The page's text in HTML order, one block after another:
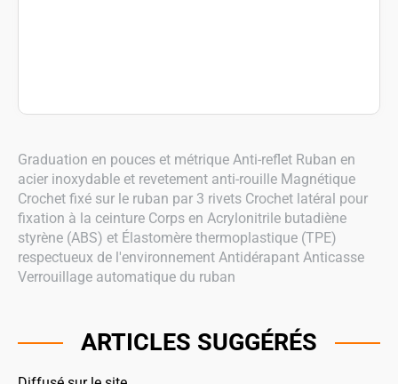
Graduation en pouces et métrique Anti-reflet Ruban en
acier inoxydable et revetement anti-rouille Magnétique
Crochet fixé sur le ruban par 3 rivets Crochet latéral pour
fixation à la ceinture Corps en Acrylonitrile butadiène
styrène (ABS) et Élastomère thermoplastique (TPE)
respectueux de l'environnement Antidérapant Anticasse
Verrouillage automatique du ruban
ARTICLES SUGGÉRÉS